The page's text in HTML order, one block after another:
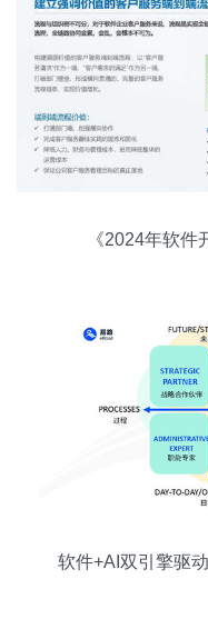
《2024年软件
软件+AI双引擎驱